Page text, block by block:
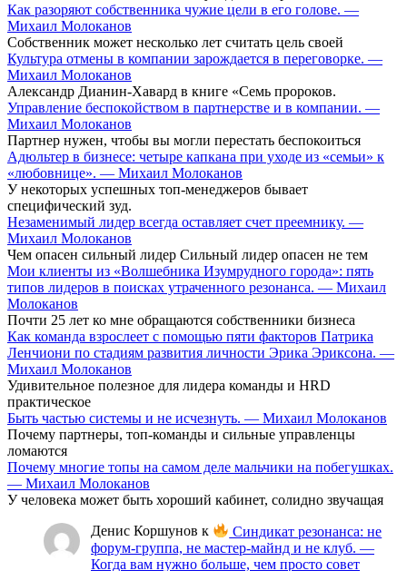
Как разоряют собственника чужие цели в его голове. —
Михаил Молоканов
Собственник может несколько лет считать цель своей
Культура отмены в компании зарождается в переговорке. —
Михаил Молоканов
Александр Дианин-Хавард в книге «Семь пророков.
Управление беспокойством в партнерстве и в компании. —
Михаил Молоканов
Партнер нужен, чтобы вы могли перестать беспокоиться
Адюльтер в бизнесе: четыре капкана при уходе из «семьи» к
«любовнице». — Михаил Молоканов
У некоторых успешных топ-менеджеров бывает
специфический зуд.
Незаменимый лидер всегда оставляет счет преемнику. —
Михаил Молоканов
Чем опасен сильный лидер Сильный лидер опасен не тем
Мои клиенты из «Волшебника Изумрудного города»: пять
типов лидеров в поисках утраченного резонанса. — Михаил
Молоканов
Почти 25 лет ко мне обращаются собственники бизнеса
Как команда взрослеет с помощью пяти факторов Патрика
Ленчиони по стадиям развития личности Эрика Эриксона. —
Михаил Молоканов
Удивительное полезное для лидера команды и HRD
практическое
Быть частью системы и не исчезнуть. — Михаил Молоканов
Почему партнеры, топ-команды и сильные управленцы
ломаются
Почему многие топы на самом деле мальчики на побегушках.
— Михаил Молоканов
У человека может быть хороший кабинет, солидно звучащая
Денис Коршунов к
Синдикат резонанса: не
форум-группа, не мастер-майнд и не клуб. —
Когда вам нужно больше, чем просто совет